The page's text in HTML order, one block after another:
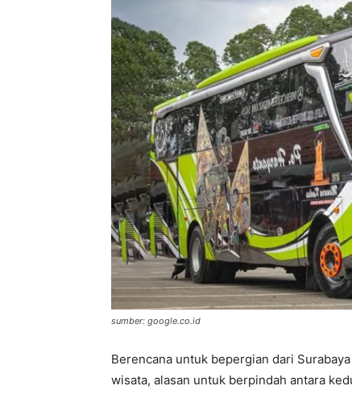
sumber: google.co.id
Berencana untuk bepergian dari
wisata, alasan untuk berpindah antara